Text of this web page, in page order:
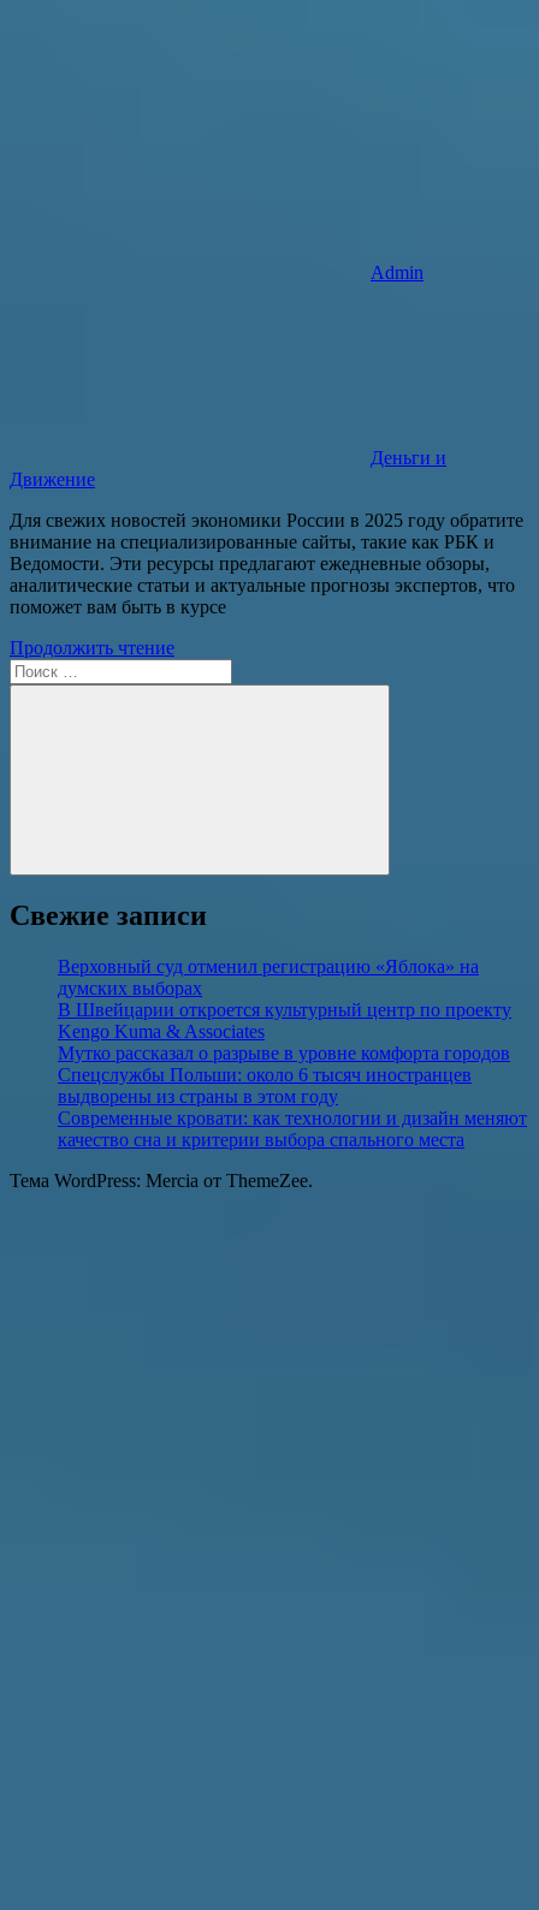
Admin
Деньги и
Движение
Для свежих новостей экономики России в 2025 году обратите
внимание на специализированные сайты, такие как РБК и
Ведомости. Эти ресурсы предлагают ежедневные обзоры,
аналитические статьи и актуальные прогнозы экспертов, что
поможет вам быть в курсе
Продолжить чтение
Поиск
для:
Поиск
Свежие записи
Верховный суд отменил регистрацию «Яблока» на
думских выборах
В Швейцарии откроется культурный центр по проекту
Kengo Kuma & Associates
Мутко рассказал о разрыве в уровне комфорта городов
Спецслужбы Польши: около 6 тысяч иностранцев
выдворены из страны в этом году
Современные кровати: как технологии и дизайн меняют
качество сна и критерии выбора спального места
Тема WordPress: Mercia от ThemeZee.